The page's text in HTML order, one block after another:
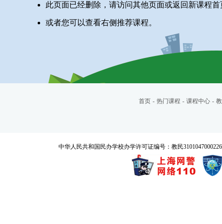
此页面已经删除，请访问其他页面或返回新课程首
或者您可以查看右侧推荐课程。
首页 - 热门课程 - 课程中心 -
中华人民共和国民办学校办学许可证编号：教民